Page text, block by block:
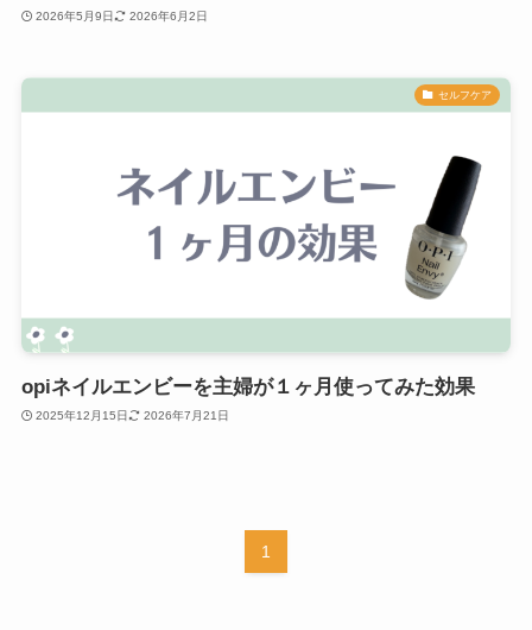
2026年5月9日 2026年6月2日
セルフケア
opiネイルエンビーを主婦が１ヶ月使ってみた効果
2025年12月15日 2026年7月21日
1